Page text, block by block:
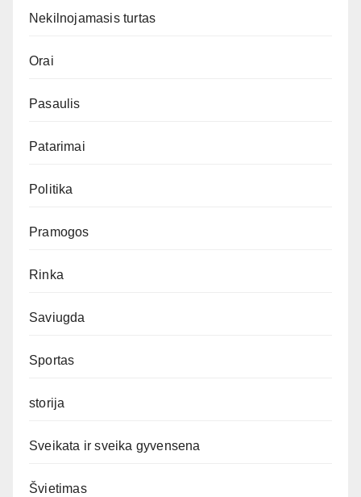
Nekilnojamasis turtas
Orai
Pasaulis
Patarimai
Politika
Pramogos
Rinka
Saviugda
Sportas
storija
Sveikata ir sveika gyvensena
Švietimas